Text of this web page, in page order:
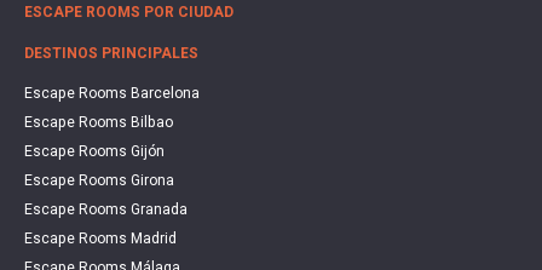
ESCAPE ROOMS POR CIUDAD
DESTINOS PRINCIPALES
Escape Rooms Barcelona
Escape Rooms Bilbao
Escape Rooms Gijón
Escape Rooms Girona
Escape Rooms Granada
Escape Rooms Madrid